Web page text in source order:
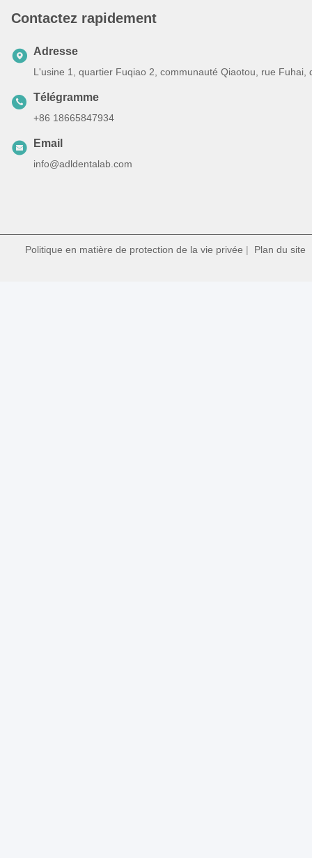
Contactez rapidement
Adresse
L'usine 1, quartier Fuqiao 2, communauté Qiaotou, rue
Télégramme
+86 18665847934
Email
info@adldentalab.com
Politique en matière de protection de la vie privée | Plan du site